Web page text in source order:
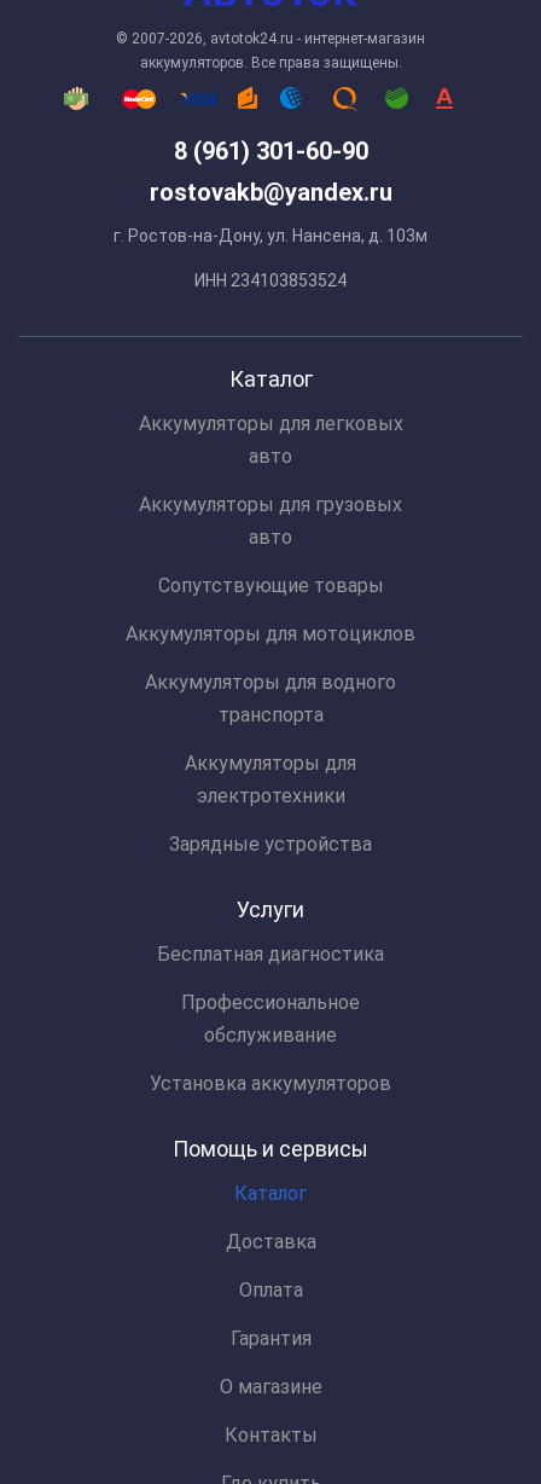
8 (961) 301-60-90
rostovakb@yandex.ru
г. Ростов-на-Дону, ул. Нансена, д. 103м
ИНН 234103853524
© 2007-2026, avtotok24.ru - интернет-магазин
аккумуляторов. Все права защищены.
Каталог
Аккумуляторы для легковых
авто
Аккумуляторы для грузовых
авто
Сопутствующие товары
Аккумуляторы для мотоциклов
Аккумуляторы для водного
транспорта
Аккумуляторы для
электротехники
Зарядные устройства
Услуги
Бесплатная диагностика
Профессиональное
обслуживание
Установка аккумуляторов
Помощь и сервисы
Каталог
Доставка
Оплата
Гарантия
О магазине
Контакты